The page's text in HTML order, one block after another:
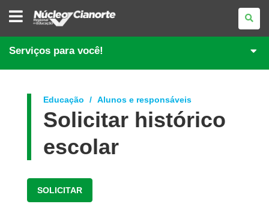
NÚCLEO
REGIONAL
EDUCAÇÃO
DE
CIANORTE
Serviços para você!
Educação Alunos e responsáveis
Solicitar histórico
escolar
SOLICITAR